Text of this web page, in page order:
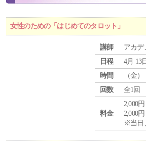
女性のための「はじめてのタロット」
講師
アカデ
日程
4月 13
時間
（金）
回数
全1回
料金
2,000円
2,000円
※当日